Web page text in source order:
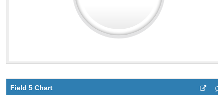
Field 5 Chart